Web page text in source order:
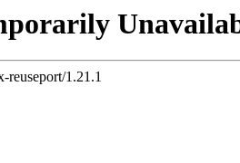
reuseport/1.21.1